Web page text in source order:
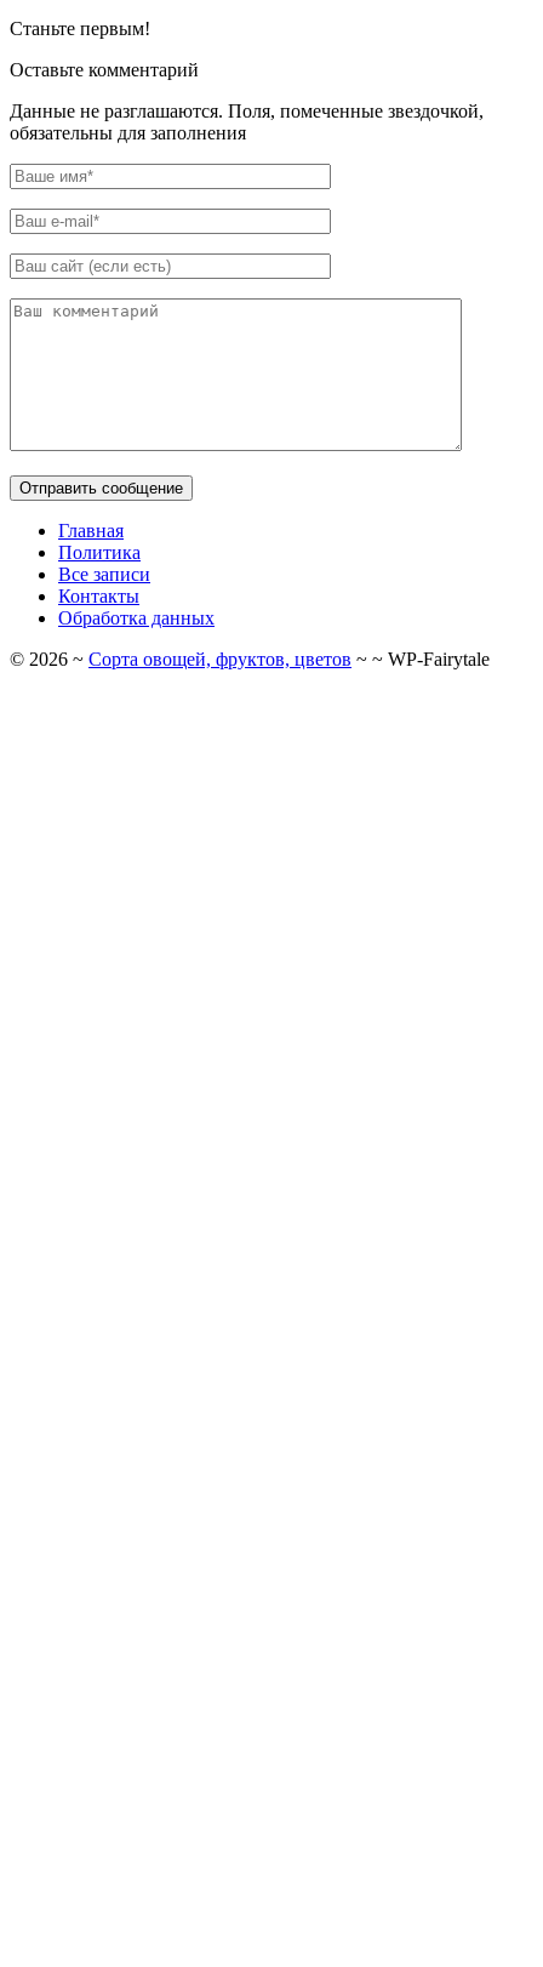
Станьте первым!
Оставьте комментарий
Данные не разглашаются. Поля, помеченные звездочкой,
обязательны для заполнения
Главная
Политика
Все записи
Контакты
Обработка данных
© 2026 ~ Сорта овощей, фруктов, цветов ~ ~ WP-Fairytale